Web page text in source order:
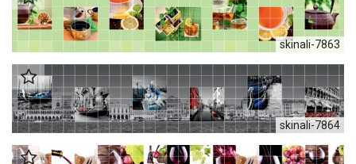
skinali-7863
skinali-7864